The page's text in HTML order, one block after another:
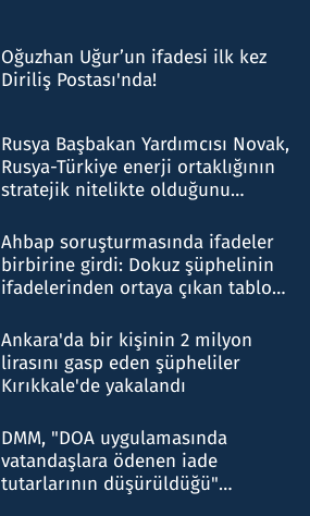
Oğuzhan Uğur’un ifadesi ilk kez
Diriliş Postası'nda!
Rusya Başbakan Yardımcısı Novak,
Rusya-Türkiye enerji ortaklığının
stratejik nitelikte olduğunu
Ahbap soruşturmasında ifadeler
birbirine girdi: Dokuz şüphelinin
ifadelerinden ortaya çıkan tablo
Ankara'da bir kişinin 2 milyon
lirasını gasp eden şüpheliler
Kırıkkale'de yakalandı
DMM, "DOA uygulamasında
vatandaşlara ödenen iade
tutarlarının düşürüldüğü"